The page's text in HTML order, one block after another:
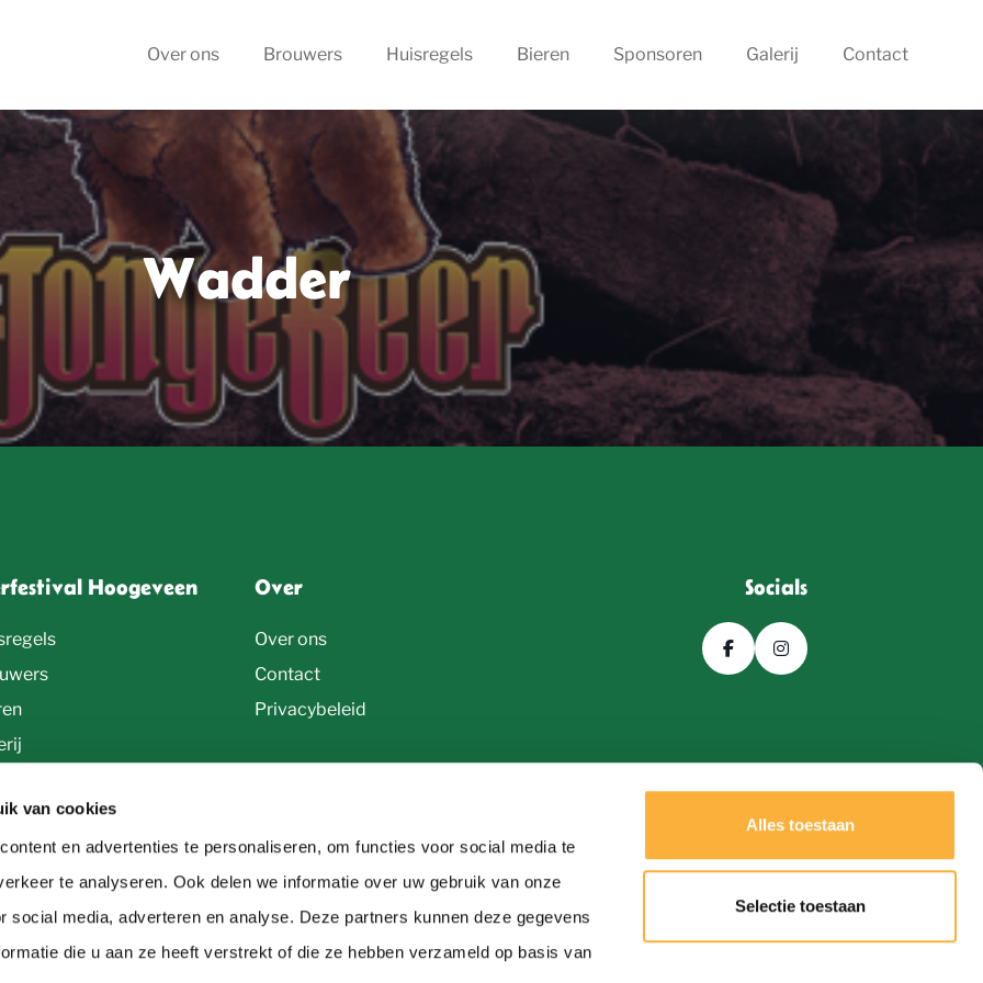
van cookies
en advertenties te personaliseren, om functies voor social media te
te analyseren. Ook delen we informatie over uw gebruik van onze
social media, adverteren en analyse. Deze partners kunnen deze gegevens
die u aan ze heeft verstrekt of die ze hebben verzameld op basis van
Alles toestaan
Selectie toestaan
Over ons
Brouwers Huisregels Bieren Sponsoren Galerij Contact
Wadder
Hoogeveen Over
Over ons
Contact
Privacybeleid
Socials